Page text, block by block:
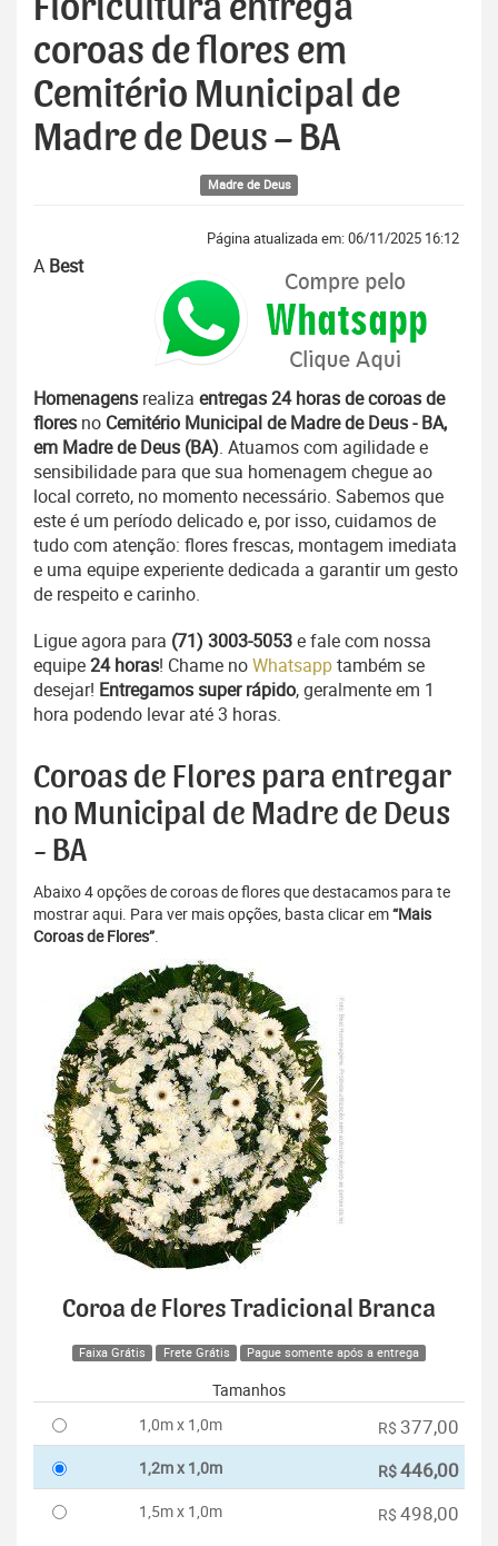
Floricultura entrega
coroas de flores em
Cemitério Municipal de
Madre de Deus – BA
Madre de Deus
Página atualizada em: 06/11/2025 16:12
A Best
Homenagens realiza entregas 24 horas de coroas de
flores no Cemitério Municipal de Madre de Deus - BA,
em Madre de Deus (BA). Atuamos com agilidade e
sensibilidade para que sua homenagem chegue ao
local correto, no momento necessário. Sabemos que
este é um período delicado e, por isso, cuidamos de
tudo com atenção: flores frescas, montagem imediata
e uma equipe experiente dedicada a garantir um gesto
de respeito e carinho.
Ligue agora para (71) 3003-5053e fale com nossa
equipe24 horas! Chame noWhatsapptambém se
desejar! Entregamos super rápido, geralmente em 1
hora podendo levar até 3 horas.
Coroas de Flores para entregar
no Municipal de Madre de Deus
- BA
Abaixo 4 opções de coroas de flores que destacamos para te
mostrar aqui. Para ver mais opções, basta clicar em“Mais
Coroas de Flores”.
Coroa de Flores Tradicional Branca
Faixa Grátis Frete Grátis Pague somente após a entrega
Tamanhos
1,0m x 1,0m
R$ 377,00
1,2m x 1,0m R$446,00
1,5m x 1,0m R$ 498,00